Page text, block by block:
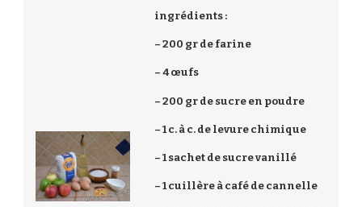
ingrédients :
– 200 gr de farine
– 4 œufs
– 200 gr de sucre en poudre
– 1 c. à c. de levure chimique
– 1 sachet de sucre vanillé
– 1 cuillère à café de cannelle